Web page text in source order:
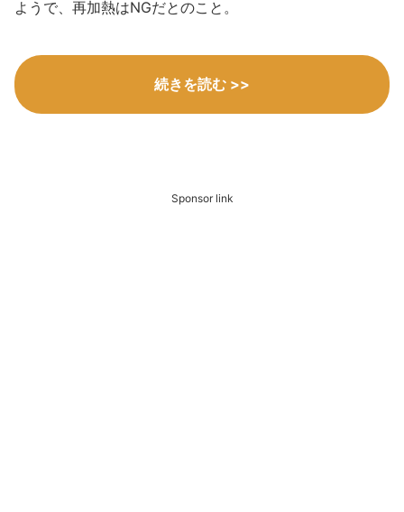
ようで、再加熱はNGだとのこと。
続きを読む >>
Sponsor link